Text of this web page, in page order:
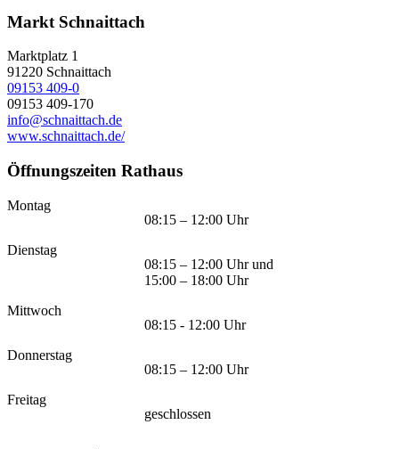
Markt Schnaittach
Marktplatz 1
91220 Schnaittach
09153 409-0
09153 409-170
info@schnaittach.de
www.schnaittach.de/
Öffnungszeiten Rathaus
Montag
08:15 – 12:00 Uhr
Dienstag
08:15 – 12:00 Uhr und
15:00 – 18:00 Uhr
Mittwoch
08:15 - 12:00 Uhr
Donnerstag
08:15 – 12:00 Uhr
Freitag
geschlossen